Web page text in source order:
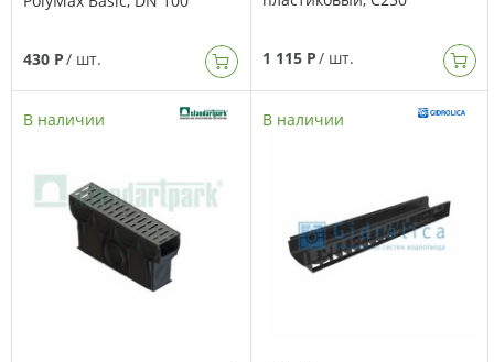
430 Р/ шт. 1 115 Р/ шт.
В наличии В наличии